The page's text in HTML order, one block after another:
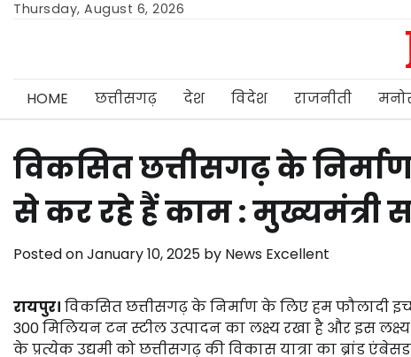
SkipThursday, August 6, 2026
HOME छत्तीसगढ़ देश विदेश राजनीती
विकसित छत्तीसगढ़ के
से कर रहे हैं काम : मुख्यमंत्री
Posted onJanuary 10, 2025 by News Excellent
रायपुर। विकसित छत्तीसगढ़ के निर्माण के लिए हम फौलादी
300 मिलियन टन स्टील उत्पादन का लक्ष्य रखा है और इस
के प्रत्येक उद्यमी को छत्तीसगढ़ की विकास यात्रा का ब्रांड